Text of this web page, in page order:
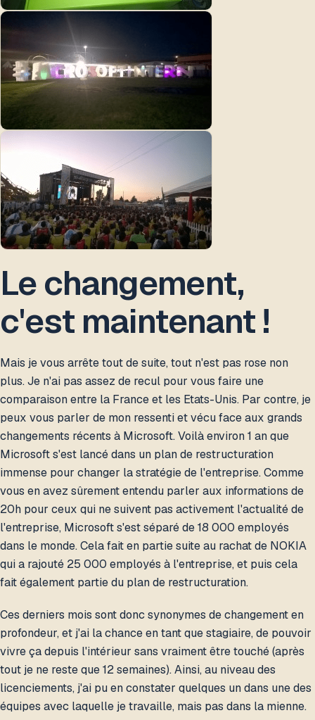
Le changement,
c'est maintenant !
Mais je vous arrête tout de suite, tout n'est pas rose non
plus. Je n'ai pas assez de recul pour vous faire une
comparaison entre la France et les Etats-Unis. Par contre, je
peux vous parler de mon ressenti et vécu face aux grands
changements récents à Microsoft. Voilà environ 1 an que
Microsoft s'est lancé dans un plan de restructuration
immense pour changer la stratégie de l'entreprise. Comme
vous en avez sûrement entendu parler aux informations de
20h pour ceux qui ne suivent pas activement l'actualité de
l'entreprise, Microsoft s'est séparé de 18 000 employés
dans le monde. Cela fait en partie suite au rachat de NOKIA
qui a rajouté 25 000 employés à l'entreprise, et puis cela
fait également partie du plan de restructuration.
Ces derniers mois sont donc synonymes de changement en
profondeur, et j'ai la chance en tant que stagiaire, de pouvoir
vivre ça depuis l'intérieur sans vraiment être touché (après
tout je ne reste que 12 semaines). Ainsi, au niveau des
licenciements, j'ai pu en constater quelques un dans une des
équipes avec laquelle je travaille, mais pas dans la mienne.